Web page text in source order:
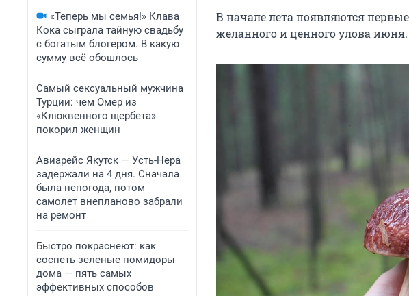
«Теперь мы семья!» Клава
Кока сыграла тайную свадьбу
с богатым блогером. В какую
сумму всё обошлось
Самый сексуальный мужчина
Турции: чем Омер из
«Клюквенного щербета»
покорил женщин
Авиарейс Якутск — Усть-Нера
задержали на 4 дня. Сначала
была непогода, потом
самолет внепланово забрали
на ремонт
Быстро покраснеют: как
соспеть зеленые помидоры
дома — пять самых
эффективных способов
В начале лета появляются
желанного и ценного улова июня.